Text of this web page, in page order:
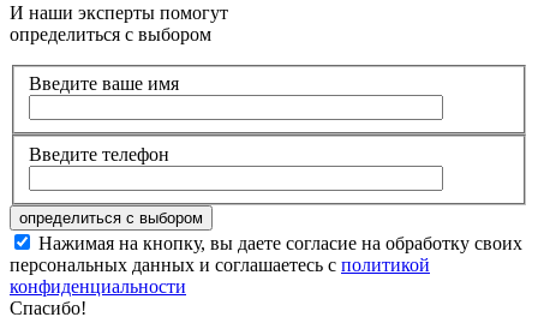
И наши эксперты помогут
определиться с выбором
Введите ваше имя
Введите телефон
Нажимая на кнопку, вы даете согласие на обработку своих
персональных данных и соглашаетесь с политикой
конфиденциальности
Спасибо!